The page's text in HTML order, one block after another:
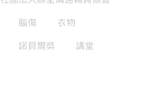
腦傷 衣物
諾貝爾獎 講堂